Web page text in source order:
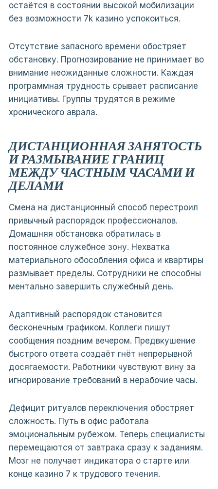
остаётся в состоянии высокой мобилизации
без возможности 7k казино успокоиться.
Отсутствие запасного времени обостряет
обстановку. Прогнозирование не принимает во
внимание неожиданные сложности. Каждая
программная трудность срывает расписание
инициативы. Группы трудятся в режиме
хронического аврала.
ДИСТАНЦИОННАЯ ЗАНЯТОСТЬ
И РАЗМЫВАНИЕ ГРАНИЦ
МЕЖДУ ЧАСТНЫМ ЧАСАМИ И
ДЕЛАМИ
Смена на дистанционный способ перестроил
привычный распорядок профессионалов.
Домашняя обстановка обратилась в
постоянное служебное зону. Нехватка
материального обособления офиса и квартиры
размывает пределы. Сотрудники не способны
ментально завершить служебный день.
Адаптивный распорядок становится
бесконечным графиком. Коллеги пишут
сообщения поздним вечером. Предвкушение
быстрого ответа создаёт гнёт непрерывной
досягаемости. Работники чувствуют вину за
игнорирование требований в нерабочие часы.
Дефицит ритуалов переключения обостряет
сложность. Путь в офис работала
эмоциональным рубежом. Теперь специалисты
перемещаются от завтрака сразу к заданиям.
Мозг не получает индикатора о старте или
конце казино 7 к трудового течения.